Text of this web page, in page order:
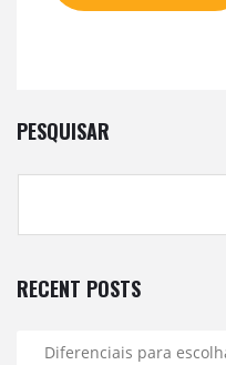
PESQUISAR
RECENT POSTS
Diferenciais para